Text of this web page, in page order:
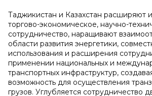
Таджикистан и Казахстан расширяют
торгово-экономическое, научно-
сотрудничество, наращивают
области развития энергетики,
использования и расширения
применении национальных и
транспортных инфраструктур,
возможность для осуществления
грузов. Углубляется сотрудничество